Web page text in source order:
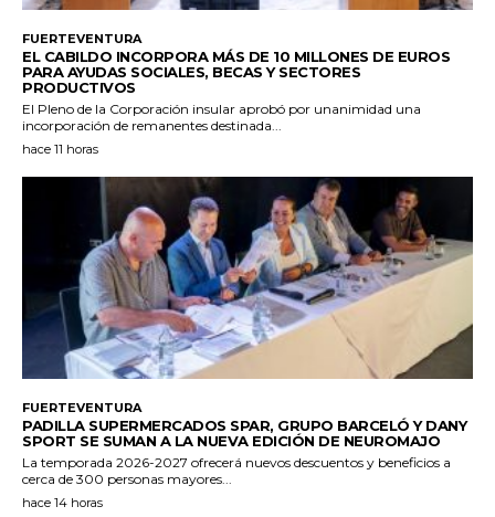
FUERTEVENTURA
EL CABILDO INCORPORA MÁS DE 10 MILLONES DE EUROS
PARA AYUDAS SOCIALES, BECAS Y SECTORES
PRODUCTIVOS
El Pleno de la Corporación insular aprobó por unanimidad una
incorporación de remanentes destinada...
hace 11 horas
FUERTEVENTURA
PADILLA SUPERMERCADOS SPAR, GRUPO BARCELÓ Y DANY
SPORT SE SUMAN A LA NUEVA EDICIÓN DE NEUROMAJO
La temporada 2026-2027 ofrecerá nuevos descuentos y beneficios a
cerca de 300 personas mayores...
hace 14 horas